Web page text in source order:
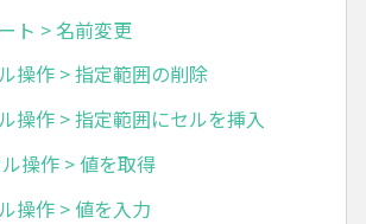
ト > 名前変更
操作 > 指定範囲の削除
操作 > 指定範囲にセルを挿入
操作 > 値を取得
操作 > 値を入力